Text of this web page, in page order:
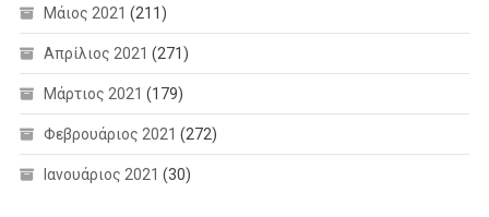
Μάιος 2021 (211)
Απρίλιος 2021 (271)
Μάρτιος 2021 (179)
Φεβρουάριος 2021 (272)
Ιανουάριος 2021 (30)